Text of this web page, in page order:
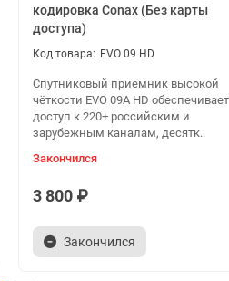
кодировка Conax (Без карты
доступа)
EVO 09 HD
Спутниковый приемник высокой
чёткости EVO 09А HD обеспечивает
доступ к 220+ российским и
зарубежным каналам, десятк..
Закончился
3 800 ₽
Закончился